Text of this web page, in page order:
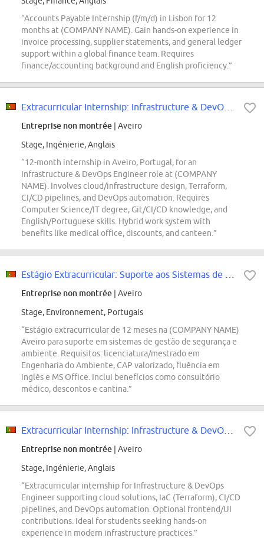
“Accounts Payable Internship (f/m/d) in Lisbon for 12
months at (COMPANY NAME). Gain hands-on experience in
invoice processing, supplier statements, and general ledger
support within a global finance team. Requires
finance/accounting background and English proficiency.”
Entreprise non montrée | Aveiro
Stage, Ingénierie, Anglais
“12-month internship in Aveiro, Portugal, for an
Infrastructure & DevOps Engineer role at (COMPANY
NAME). Involves cloud/infrastructure design, Terraform,
CI/CD pipelines, and DevOps automation. Requires
Computer Science/IT degree, Git/CI/CD knowledge, and
English/Portuguese skills. Hybrid work system with
benefits like medical office, discounts, and canteen.”
Entreprise non montrée | Aveiro
Stage, Environnement, Portugais
“Estágio extracurricular de 12 meses na (COMPANY NAME)
Aveiro para suporte em sistemas de gestão de segurança e
ambiente. Requisitos: licenciatura/mestrado em
Engenharia do Ambiente, CAP valorizado, fluência em
inglês e MS Office. Inclui benefícios como consultório
médico, descontos e cantina.”
Entreprise non montrée | Aveiro
Stage, Ingénierie, Anglais
“Extracurricular internship for Infrastructure & DevOps
Engineer supporting cloud solutions, IaC (Terraform), CI/CD
pipelines, and DevOps automation. Optional frontend/UI
contributions. Ideal for students seeking hands-on
experience in modern infrastructure practices.”